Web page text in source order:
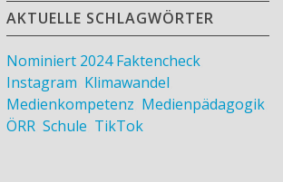
AKTUELLE SCHLAGWÖRTER
Nominiert 2024 Faktencheck,
Instagram Klimawandel
Medienkompetenz Medienpädagogik,
ÖRR, Schule TikTok